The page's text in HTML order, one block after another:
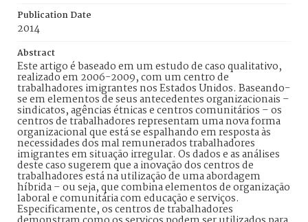
Publication Date
2014
Abstract
Este artigo é baseado em um estudo de caso qualitativo,
realizado em 2006-2009, com um centro de
trabalhadores imigrantes nos Estados Unidos. Baseando-
se em elementos de seus antecedentes organizacionais –
sindicatos, agências étnicas e centros comunitários – os
centros de trabalhadores representam uma nova forma
organizacional que está se espalhando em resposta às
necessidades dos mal remunerados trabalhadores
imigrantes em situação irregular. Os dados e as análises
deste caso sugerem que a inovação dos centros de
trabalhadores está na utilização de uma abordagem
híbrida – ou seja, que combina elementos de organização
laboral e comunitária com educação e serviços.
Especificamente, os centros de trabalhadores